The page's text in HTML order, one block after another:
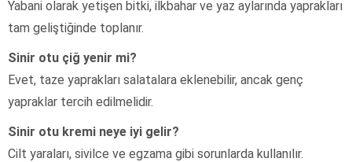
Yabani olarak yetişen bitki, ilkbahar ve yaz aylarında yaprakları
tam geliştiğinde toplanır.
Sinir otu çiğ yenir mi?
Evet, taze yaprakları salatalara eklenebilir, ancak genç
yapraklar tercih edilmelidir.
Sinir otu kremi neye iyi gelir?
Cilt yaraları, sivilce ve egzama gibi sorunlarda kullanılır.